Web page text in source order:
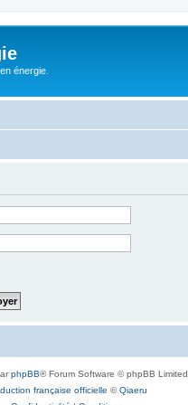
énergie.
phpBB® Forum Software © phpBB Limited
française officielle ©Qiaeru